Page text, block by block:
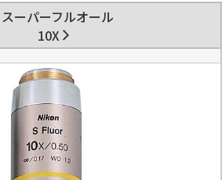
ーパーフルオール
10X